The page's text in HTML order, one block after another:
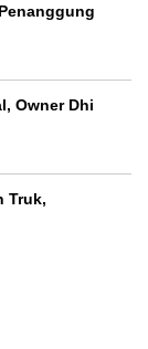
Owner Dhi
Truk,